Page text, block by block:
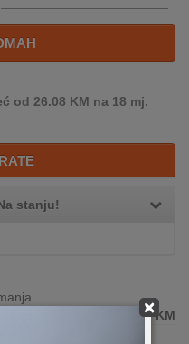
×
od 26.08 KM na 18 mj.
stanju!
399,00KM